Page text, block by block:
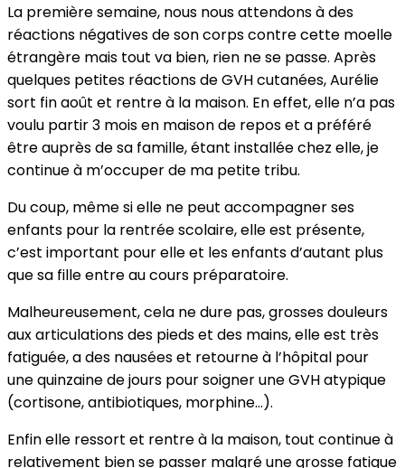
La première semaine, nous nous attendons à des
réactions négatives de son corps contre cette moelle
étrangère mais tout va bien, rien ne se passe. Après
quelques petites réactions de GVH cutanées, Aurélie
sort fin août et rentre à la maison. En effet, elle n’a pas
voulu partir 3 mois en maison de repos et a préféré
être auprès de sa famille, étant installée chez elle, je
continue à m’occuper de ma petite tribu.
Du coup, même si elle ne peut accompagner ses
enfants pour la rentrée scolaire, elle est présente,
c’est important pour elle et les enfants d’autant plus
que sa fille entre au cours préparatoire.
Malheureusement, cela ne dure pas, grosses douleurs
aux articulations des pieds et des mains, elle est très
fatiguée, a des nausées et retourne à l’hôpital pour
une quinzaine de jours pour soigner une GVH atypique
(cortisone, antibiotiques, morphine…).
Enfin elle ressort et rentre à la maison, tout continue à
relativement bien se passer malgré une grosse fatigue